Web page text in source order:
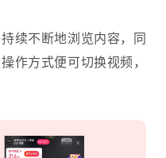
续不断地浏览内容，同
作方式便可切换视频，